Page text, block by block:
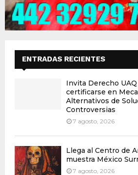
ENTRADAS RECIENTES
Invita Derecho
certificarse en
Alternativos de
Controversias
7 agosto, 2026
Llega al Centro de
muestra México
7 agosto, 2026